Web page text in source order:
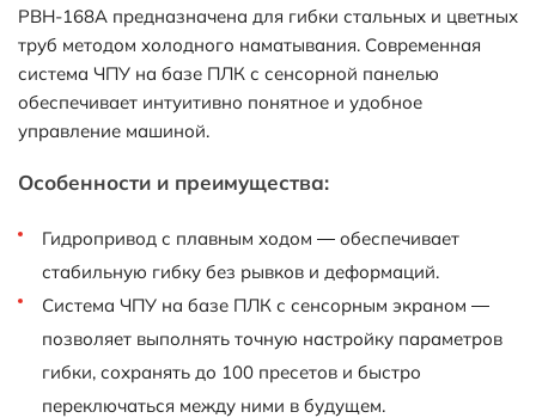
PBH-168A предназначена для гибки стальных и цветных
труб методом холодного наматывания. Современная
система ЧПУ на базе ПЛК с сенсорной панелью
обеспечивает интуитивно понятное и удобное
управление машиной.
Особенности и преимущества:
Гидропривод с плавным ходом — обеспечивает
стабильную гибку без рывков и деформаций.
Система ЧПУ на базе ПЛК с сенсорным экраном —
позволяет выполнять точную настройку параметров
гибки, сохранять до 100 пресетов и быстро
переключаться между ними в будущем.